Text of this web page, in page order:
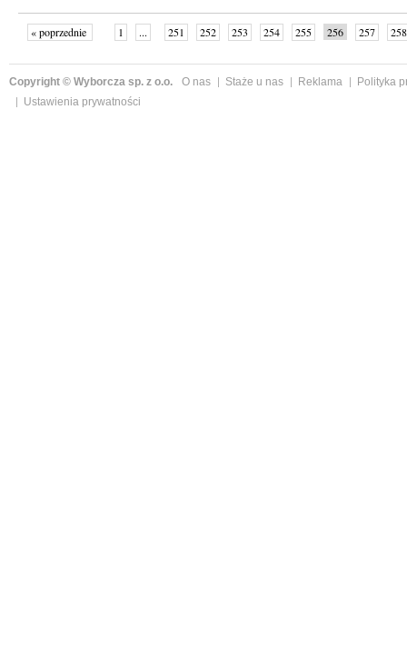
« poprzednie 1 ... 251 252 253 254 255 256 257
258
Copyright © Wyborcza sp. z o.o. O nas Staże u nas Reklama
Polityka
Ustawienia prywatności